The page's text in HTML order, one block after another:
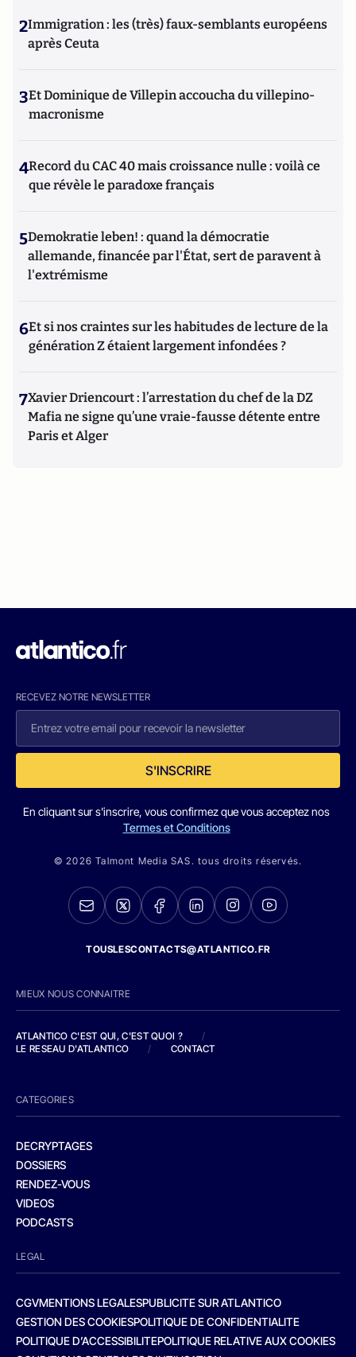
2Immigration : les (très) faux-semblants européens
après Ceuta
3Et Dominique de Villepin accoucha du villepino-
macronisme
4Record du CAC 40 mais croissance nulle : voilà ce
que révèle le paradoxe français
5Demokratie leben! : quand la démocratie
allemande, financée par l'État, sert de paravent à
l'extrémisme
6Et si nos craintes sur les habitudes de lecture de la
génération Z étaient largement infondées ?
7Xavier Driencourt : l’arrestation du chef de la DZ
Mafia ne signe qu’une vraie-fausse détente entre
Paris et Alger
RECEVEZ NOTRE NEWSLETTER
S'INSCRIRE
En cliquant sur s'inscrire, vous confirmez que vous acceptez nos
Termes et Conditions
© 2026 Talmont Media SAS. tous droits réservés.
TOUSLESCONTACTS@ATLANTICO.FR
MIEUX NOUS CONNAITRE
ATLANTICO C'EST QUI, C'EST QUOI ?
/
LE RESEAU D'ATLANTICO
/ CONTACT
CATEGORIES
DECRYPTAGES
DOSSIERS
RENDEZ-VOUS
VIDEOS
PODCASTS
LEGAL
CGVMENTIONS LEGALESPUBLICITE SUR ATLANTICO
GESTION DES COOKIESPOLITIQUE DE CONFIDENTIALITE
POLITIQUE D’ACCESSIBILITEPOLITIQUE RELATIVE AUX COOKIES